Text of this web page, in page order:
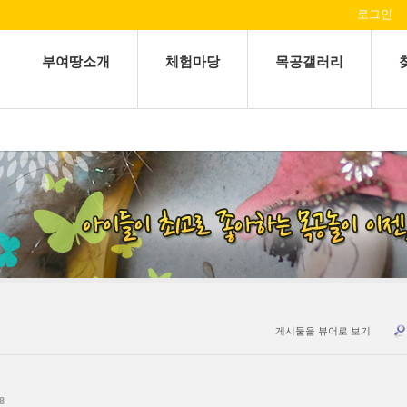
로그인
부여땅소개 체험마당 목공갤러리
게시물을 뷰어로 보기